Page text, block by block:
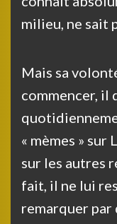
milieu, ne sait
Mais sa
commencer, il
« mèmes »
sur les autres
fait, il ne lui
remarquer par